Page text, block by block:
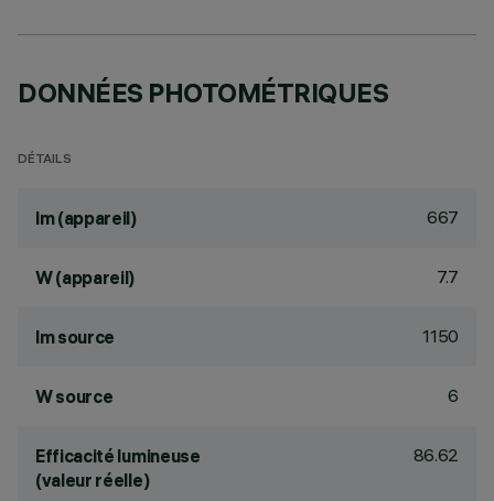
DONNÉES PHOTOMÉTRIQUES
DÉTAILS
lm (appareil) 667
W (appareil) 7.7
lm source 1150
W source 6
Efficacité lumineuse
(valeur réelle)
86.62